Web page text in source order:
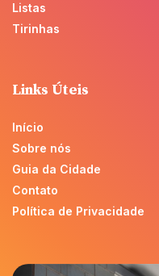
Listas
Tirinhas
Links Úteis
Início
Sobre nós
Guia da Cidade
Contato
Política de Privacidade